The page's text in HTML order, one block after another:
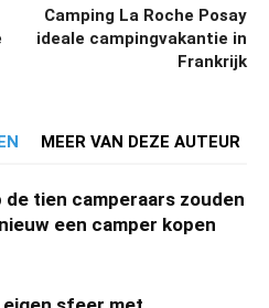
Camping La Roche Posay
ideale campingvakantie in
Frankrijk
MEER VAN DEZE AUTEUR
de tien camperaars zouden
een camper kopen